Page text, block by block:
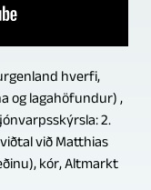
hverfi,
og lagahöfundur) ,
2.
við Matthias
kór, Altmarkt